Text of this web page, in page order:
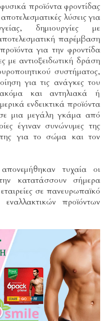
προϊόντα φροντίδας
λύσεις για
δημιουργίες με
παρέμβαση
για την φροντίδα
με αντιοξειδωτική δράση
συστήματος,
για τις ανάγκες του
ακόμα και αντηλιακά ή
ενδεικτικά προϊόντα
μια μεγάλη γκάμα από
έγιναν συνώνυμες της
για το σώμα και τον
τυχαία οι
κατατάσσουν σήμερα
σε πανευρωπαϊκό
προϊόντων